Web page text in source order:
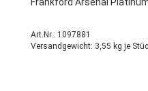
Art.Nr.: 1097881
Versandgewicht: 3,55 kg je